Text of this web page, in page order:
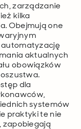
zarządzanie
kilka
Obejmują one
aktualnych
obowiązków
dla
systemów
praktyki te nie
zapobiegają